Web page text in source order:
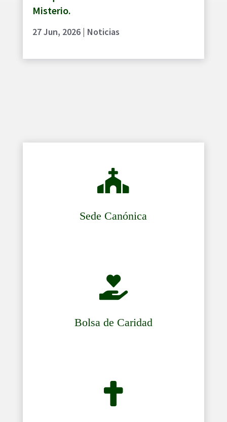
Misterio.
27 Jun, 2026| Noticias

Sede Canónica

Bolsa de Caridad
